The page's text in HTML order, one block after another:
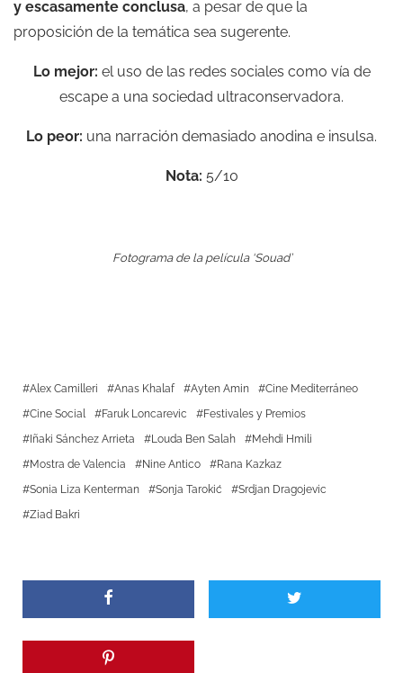
y escasamente conclusa, a pesar de que la
proposición de la temática sea sugerente.
Lo mejor: el uso de las redes sociales como vía de
escape a una sociedad ultraconservadora.
Lo peor: una narración demasiado anodina e insulsa.
Nota: 5/10
Fotograma de la película ‘Souad’
Alex Camilleri Anas Khalaf Ayten Amin
Cine Mediterráneo
Cine Social
Faruk Loncarevic
Festivales y Premios
Iñaki Sánchez Arrieta
Louda Ben Salah
Mehdi Hmili
Mostra de Valencia
Nine Antico
Rana Kazkaz
Sonia Liza Kenterman
Sonja Tarokić
Srdjan Dragojevic
Ziad Bakri